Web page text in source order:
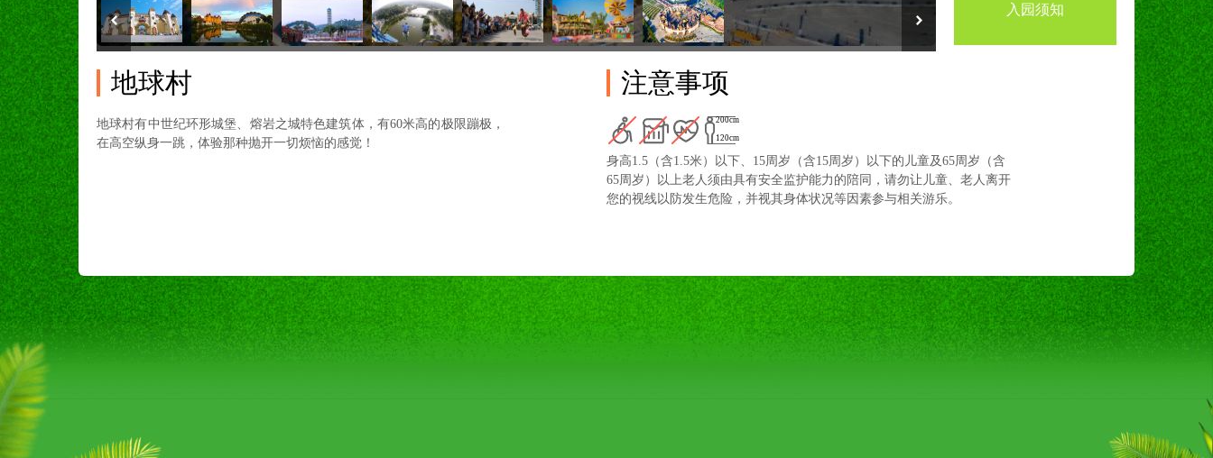
1
2
5
入园须知
地球村
地球村有中世纪环形城堡、熔岩之城特色建筑体， 有60米高的极限蹦极 ，
在高空纵身一跳，体验那种抛开一切烦恼的感觉！
注意事项
200cm
120cm
身高1.5（含1.5米）以下、15周岁（含15周岁）以下的儿童及65周岁（含
65周岁）以上老人须由具有安全监护能力的陪同，请勿让儿童、老人离开
您的视线以防发生危险，并视其身体状况等因素参与相关游乐。